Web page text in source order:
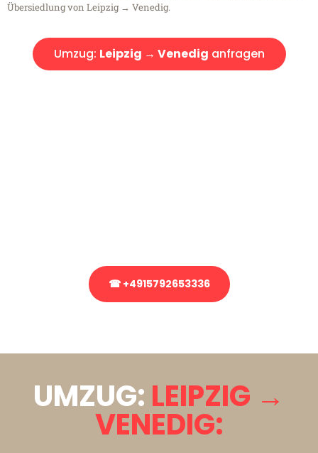
Übersiedlung von Leipzig → Venedig.
Umzug: Leipzig → Venedig anfragen
☎ +4915792653336
UMZUG: LEIPZIG →
VENEDIG: